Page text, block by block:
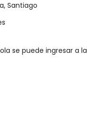
Santiago
se puede ingresar a la